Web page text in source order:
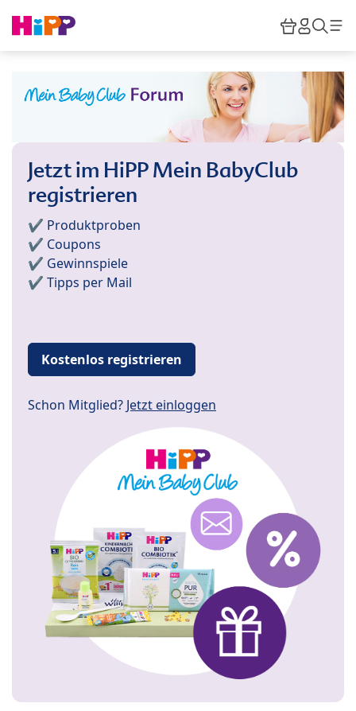
HiPP
Jetzt im HiPP Mein BabyClub
registrieren
✔️ Produktproben
✔️ Coupons
✔️ Gewinnspiele
✔️ Tipps per Mail
Kostenlos registrieren
Schon Mitglied? Jetzt einloggen